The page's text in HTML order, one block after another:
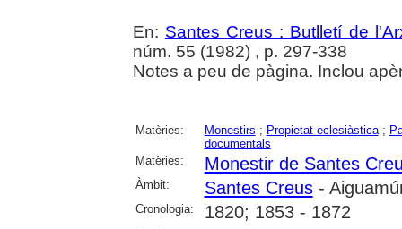
En: Santes Creus : Butlletí de
núm. 55 (1982) , p. 297-338
Notes a peu de pàgina. Inclou
Matèries: Monestirs ; Propietat eclesiàstica;
documentals
Matèries:
Monestir de Santes
Àmbit: Santes Creus-
Cronologia: 1820; 1853 - 1872